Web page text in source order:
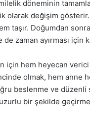
döneminin
olarak değişim
taşır. Doğumdan
de zaman ayırması
için hem heyecan
olmak, hem anne
beslenme ve düzenli
bir şekilde